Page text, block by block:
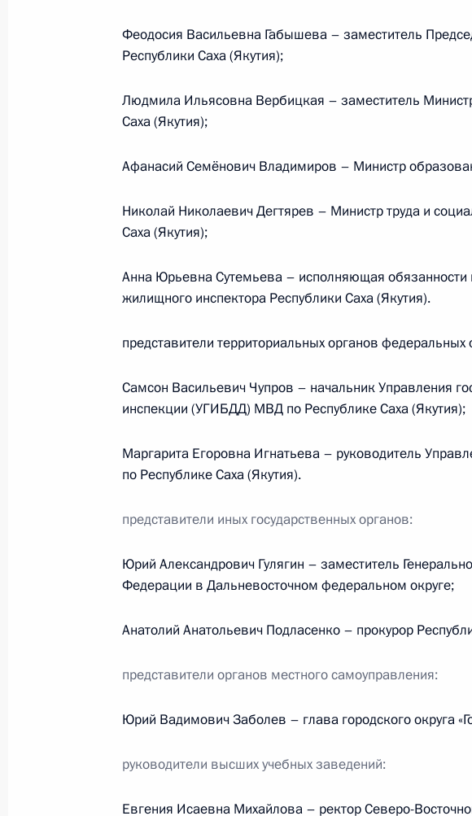
16 ноября мобильная приёмная Президента будет
16 ноября 2011 года, 09:00
15 ноября 2011 года, вторник
Работа мобильной приёмной Президента в
15 ноября 2011 года, 20:00
15 ноября мобильная приёмная Президента будет
14 ноября 2011 года, 15:00
12 ноября 2011 года, суббота
12 ноября 2011 года, 16:00
Исполнен пункт 4 перечня поручений, данных по
12 ноября 2011 года, 15:40
Феодосия Васильевна Габышева – заместитель
Республики Саха (Якутия);
Людмила Ильясовна Вербицкая – заместитель
Саха (Якутия);
Афанасий Семёнович Владимиров – Министр
Николай Николаевич Дегтярев – Министр труда и
Саха (Якутия);
Анна Юрьевна Сутемьева – исполняющая обязанности
жилищного инспектора Республики Саха (Якутия).
представители территориальных органов федеральных
Самсон Васильевич Чупров – начальник Управления
инспекции (УГИБДД) МВД по Республике Саха (Якутия);
Маргарита Егоровна Игнатьева – руководитель
по Республике Саха (Якутия).
представители иных государственных органов:
Юрий Александрович Гулягин – заместитель
Федерации в Дальневосточном федеральном округе;
Анатолий Анатольевич Подласенко – прокурор
представители органов местного самоуправления:
Юрий Вадимович Заболев – глава городского округа
руководители высших учебных заведений:
Евгения Исаевна Михайлова – ректор Северо-